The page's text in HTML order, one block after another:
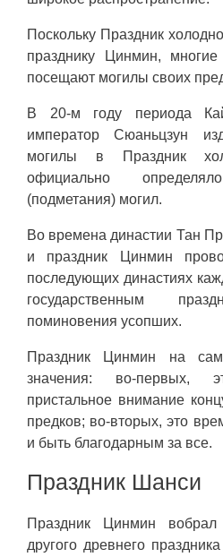
Поскольку Праздник
празднику Цинмин,
посещают могилы своих
В 20-м году периода
император Сюаньцзун
могилы в Праздник
официально
(подметания) могил.
Во времена династии Тан
и праздник Цинмин
последующих династиях
государственным
поминовения усопших.
Праздник Цинмин на
значения: во-первых,
пристальное внимание
предков; во-вторых, это
и быть благодарным за все.
Праздник Шанси
Праздник Цинмин
другого древнего